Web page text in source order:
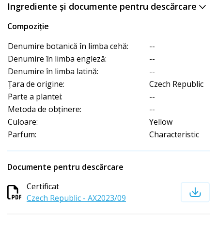
Ingrediente și documente pentru descărcare
Compoziție
Denumire botanică în limba cehă:
--
Denumire în limba engleză:
--
Denumire în limba latină:
--
Țara de origine:
Czech Republic
Parte a plantei:
--
Metoda de obținere:
--
Culoare:
Yellow
Parfum:
Characteristic
Documente pentru descărcare
Certificat
Czech Republic - AX2023/09